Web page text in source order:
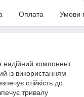
Оплата Умови
компонент
із використанням
стійкість до
тривалу